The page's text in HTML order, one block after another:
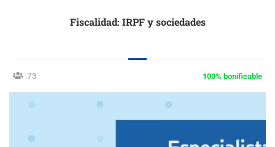
Fiscalidad: IRPF y sociedades
73 100% bonificable